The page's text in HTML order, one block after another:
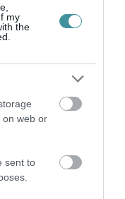
my
the
on web or
sent to
vagy
tartalom